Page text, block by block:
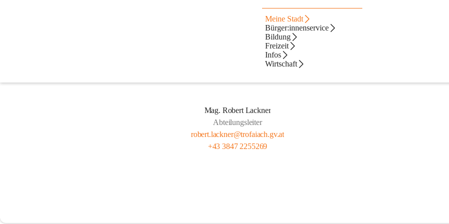
Meine Stadt
Bürger:innenservice
Bildung
Freizeit
Infos
Wirtschaft
Mag. Robert Lackner
Abteilungsleiter
robert.lackner@trofaiach.gv.at
+43 3847 2255269